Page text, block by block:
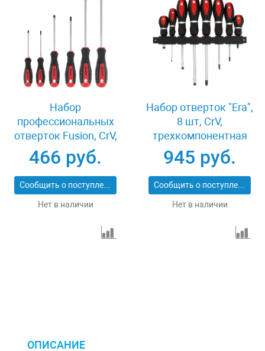
Набор
профессиональных
отверток Fusion, CrV,
трехкомпонентная
рукоятка antislip, 6
шт Matrix 13351
466 руб.
Сообщить о поступлении
Нет в наличии
Набор отверток "Era",
8 шт, CrV,
трехкомпонентная
рукоятка Matrix
13380
945 руб.
Сообщить о поступлении
Нет в наличии
ОПИСАНИЕ